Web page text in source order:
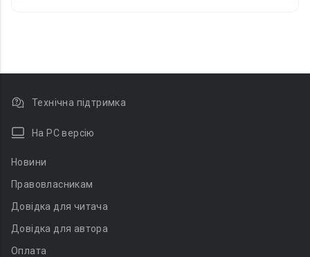
Технічна підтримка
На PC версію
Новини
Правовласникам
Довідка для читача
Довідка для автора
Оплата